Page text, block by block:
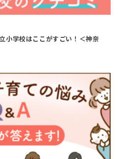
小学校はここがすごい！＜神奈